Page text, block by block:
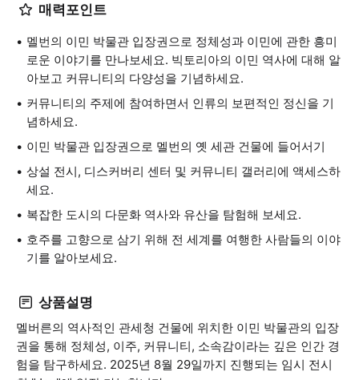
매력포인트
멜번의 이민 박물관 입장권으로 정체성과 이민에 관한 흥미
로운 이야기를 만나보세요. 빅토리아의 이민 역사에 대해 알
아보고 커뮤니티의 다양성을 기념하세요.
커뮤니티의 주제에 참여하면서 인류의 보편적인 정신을 기
념하세요.
이민 박물관 입장권으로 멜번의 옛 세관 건물에 들어서기
상설 전시, 디스커버리 센터 및 커뮤니티 갤러리에 액세스하
세요.
복잡한 도시의 다문화 역사와 유산을 탐험해 보세요.
호주를 고향으로 삼기 위해 전 세계를 여행한 사람들의 이야
기를 알아보세요.
상품설명
멜버른의 역사적인 관세청 건물에 위치한 이민 박물관의 입장
권을 통해 정체성, 이주, 커뮤니티, 소속감이라는 깊은 인간 경
험을 탐구하세요. 2025년 8월 29일까지 진행되는 임시 전시